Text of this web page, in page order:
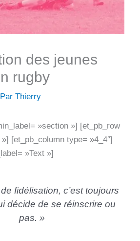
des jeunes
rugby
Thierry
»section »] [et_pb_row
[et_pb_column type= »4_4″]
»Text »]
fidélisation, c’est toujours
décide de se réinscrire ou
pas. »